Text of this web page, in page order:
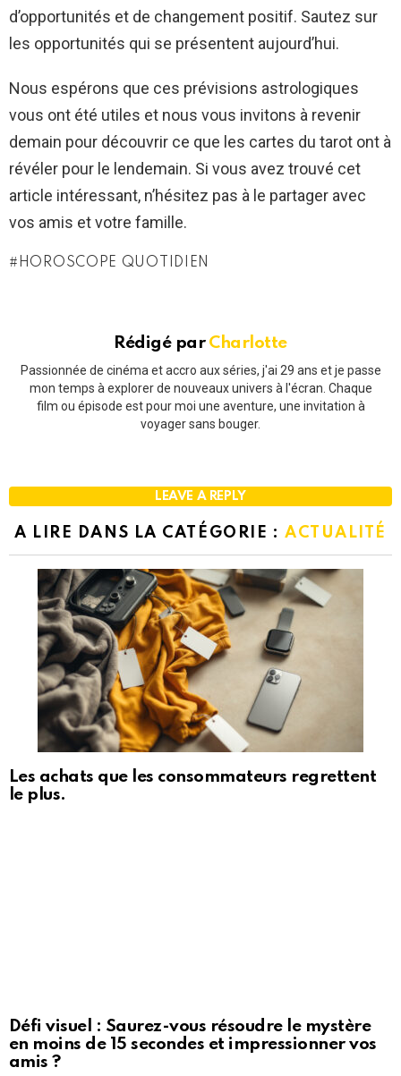
d’opportunités et de changement positif. Sautez sur
les opportunités qui se présentent aujourd’hui.
Nous espérons que ces prévisions astrologiques
vous ont été utiles et nous vous invitons à revenir
demain pour découvrir ce que les cartes du tarot ont à
révéler pour le lendemain. Si vous avez trouvé cet
article intéressant, n’hésitez pas à le partager avec
vos amis et votre famille.
HOROSCOPE QUOTIDIEN
Rédigé par Charlotte
Passionnée de cinéma et accro aux séries, j'ai 29 ans et je passe
mon temps à explorer de nouveaux univers à l'écran. Chaque
film ou épisode est pour moi une aventure, une invitation à
voyager sans bouger.
LEAVE A REPLY
A LIRE DANS LA CATÉGORIE : ACTUALITÉ
Les achats que les consommateurs regrettent
le plus.
Défi visuel : Saurez-vous résoudre le mystère
en moins de 15 secondes et impressionner vos
amis ?